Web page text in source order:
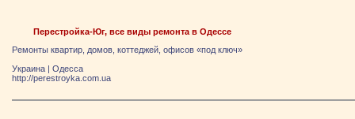
Перестройка-Юг, все виды ремонта в Одессе
Ремонты квартир, домов, коттеджей, офисов «под ключ»
Украина | Одесса
http://perestroyka.com.ua